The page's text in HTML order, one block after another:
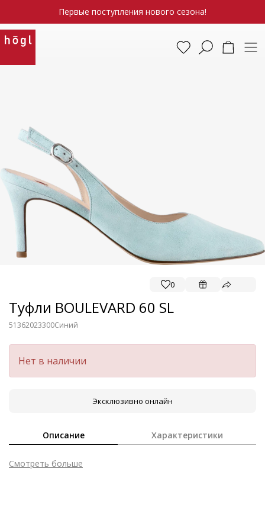
Первые поступления нового сезона!
0
Туфли BOULEVARD 60 SL
51362023300Синий
Нет в наличии
Эксклюзивно онлайн
Описание Характеристики
Смотреть больше